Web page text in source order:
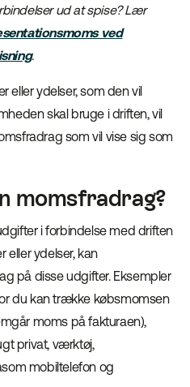
ud at spise? Lær
ved
.
eller ydelser, som den vil
skal bruge i driften, vil
som vil vise sig som
momsfradrag?
i forbindelse med driften
eller ydelser, kan
på disse udgifter. Eksempler
du kan trække købsmomsen
moms på fakturaen),
privat, værktøj,
mobiltelefon og